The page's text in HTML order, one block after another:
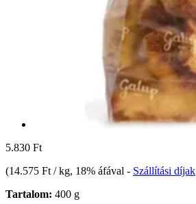
5.830 Ft
(14.575 Ft / kg, 18% áfával - Szállítási díjak
Tartalom: 400 g